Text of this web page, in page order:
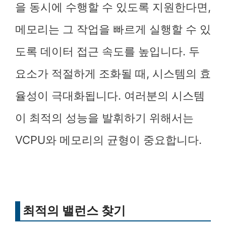
을 동시에 수행할 수 있도록 지원한다면,
메모리는 그 작업을 빠르게 실행할 수 있
도록 데이터 접근 속도를 높입니다. 두
요소가 적절하게 조화될 때, 시스템의 효
율성이 극대화됩니다. 여러분의 시스템
이 최적의 성능을 발휘하기 위해서는
VCPU와 메모리의 균형이 중요합니다.
최적의 밸런스 찾기